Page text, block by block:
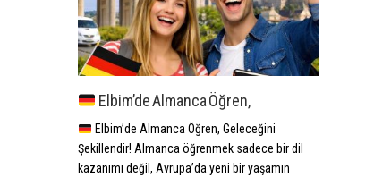
Elbim’de Almanca Öğren,
Elbim’de Almanca Öğren, Geleceğini
Şekillendir! Almanca öğrenmek sadece bir dil
kazanımı değil, Avrupa’da yeni bir yaşamın